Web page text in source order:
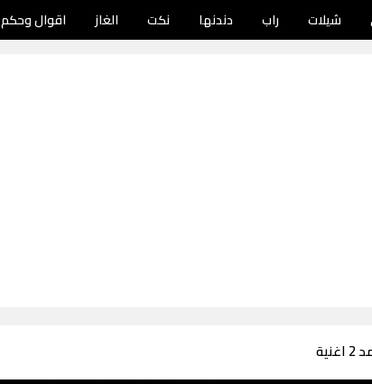
شيلات راب دندنها نكت الغاز اقوال وحكم